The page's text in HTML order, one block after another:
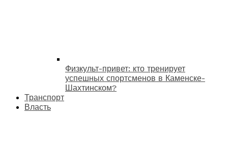
Физкульт-привет: кто тренирует
успешных спортсменов в Каменске-
Шахтинском?
Транспорт
Власть